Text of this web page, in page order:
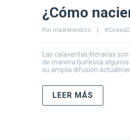
¿Cómo
Por masterwebcc |
Las calaveritas literarias
de manera burlesca
su amplia difusión
LEER MÁS